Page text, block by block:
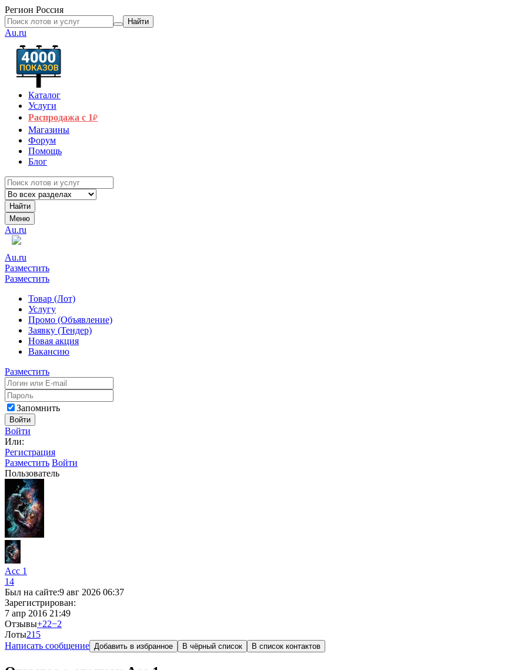
Регион Россия
Найти
Au.ru
Каталог
Услуги
Распродажа с 1₽
Магазины
Форум
Помощь
Блог
Найти
Меню
Au.ru
Au.ru
Разместить
Разместить
Товар (Лот)
Услугу
Промо (Объявление)
Заявку (Тендер)
Новая акция
Вакансию
Разместить
Запомнить
Войти
Войти
Или:
Регистрация
Разместить Войти
Пользователь
Асс 1
14
Был на сайте:9 авг 2026 06:37
Зарегистрирован:
7 апр 2016 21:49
Отзывы+22−2
Лоты21 5
Написать сообщение Добавить в избранное В чёрный список В список контактов